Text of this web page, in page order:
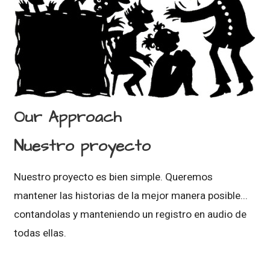
Our Approach
Nuestro proyecto
Nuestro proyecto es bien simple. Queremos
mantener las historias de la mejor manera posible...
contandolas y manteniendo un registro en audio de
todas ellas.